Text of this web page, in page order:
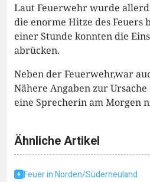
Laut Feuerwehr wurde
die enorme Hitze des Feuers
einer Stunde konnten die
abrücken.
Neben der Feuerwehr,war
Nähere Angaben zur
eine Sprecherin am Morgen
Ähnliche Artikel
Feuer in Norden/Süderneuland